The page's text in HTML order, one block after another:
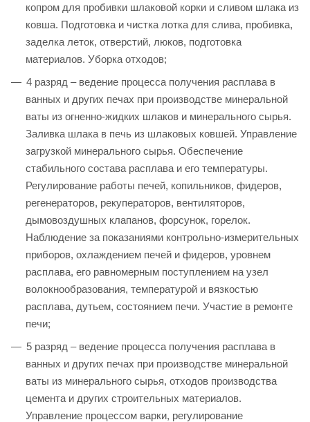
копром для пробивки шлаковой корки и сливом шлака из
ковша. Подготовка и чистка лотка для слива, пробивка,
заделка леток, отверстий, люков, подготовка
материалов. Уборка отходов;
4 разряд – ведение процесса получения расплава в
ванных и других печах при производстве минеральной
ваты из огненно-жидких шлаков и минерального сырья.
Заливка шлака в печь из шлаковых ковшей. Управление
загрузкой минерального сырья. Обеспечение
стабильного состава расплава и его температуры.
Регулирование работы печей, копильников, фидеров,
регенераторов, рекуператоров, вентиляторов,
дымовоздушных клапанов, форсунок, горелок.
Наблюдение за показаниями контрольно-измерительных
приборов, охлаждением печей и фидеров, уровнем
расплава, его равномерным поступлением на узел
волокнообразования, температурой и вязкостью
расплава, дутьем, состоянием печи. Участие в ремонте
печи;
5 разряд – ведение процесса получения расплава в
ванных и других печах при производстве минеральной
ваты из минерального сырья, отходов производства
цемента и других строительных материалов.
Управление процессом варки, регулирование